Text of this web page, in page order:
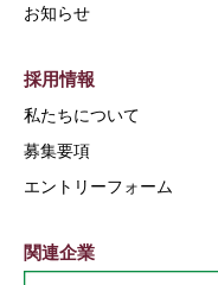
お知らせ
採用情報
私たちについて
募集要項
エントリーフォーム
関連企業